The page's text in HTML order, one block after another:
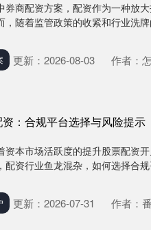
券商配资方案，配资作为一种放
，随着监管政策的收紧和行业洗
更新：2026-08-03
作者：
：合规平台选择与风险提示
资本市场活跃度的提升股票配资
配资行业鱼龙混杂，如何选择合
更新：2026-07-31
作者：